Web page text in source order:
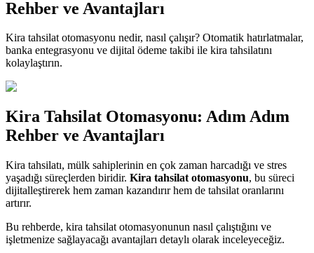
Rehber ve Avantajları
Kira tahsilat otomasyonu nedir, nasıl çalışır? Otomatik hatırlatmalar,
banka entegrasyonu ve dijital ödeme takibi ile kira tahsilatını
kolaylaştırın.
Kira Tahsilat Otomasyonu: Adım Adım
Rehber ve Avantajları
Kira tahsilatı, mülk sahiplerinin en çok zaman harcadığı ve stres
yaşadığı süreçlerden biridir. Kira tahsilat otomasyonu, bu süreci
dijitalleştirerek hem zaman kazandırır hem de tahsilat oranlarını
artırır.
Bu rehberde, kira tahsilat otomasyonunun nasıl çalıştığını ve
işletmenize sağlayacağı avantajları detaylı olarak inceleyeceğiz.